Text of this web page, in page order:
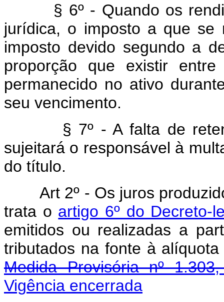
§ 6º - Quando os
jurídica, o imposto a que se
imposto devido segundo a
proporção que existir
permanecido no ativo
seu vencimento.
§ 7º - A falta de
sujeitará o responsável à
do título.
Art 2º - Os juros
trata o artigo 6º do Decreto-
emitidos ou realizadas a
tributados na fonte à
Medida Provisória nº
Vigência encerrada